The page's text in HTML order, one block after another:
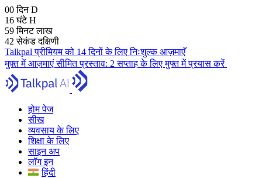
00 दिनD
16 घंटेH
59 मिनटलाख
41 सेकंडदक्षिणी
Talkpal प्रीमियम को 14 दिनों के लिए निःशुल्क आज़माएँ
मुफ़्त में आज़माएंसीमित प्रस्ताव: 2 सप्ताह के लिए मुफ्त में प्रयास करें
होम पेज
सीख
व्यवसाय के लिए
शिक्षा के लिए
साइन अप
लॉग इन
हिंदी